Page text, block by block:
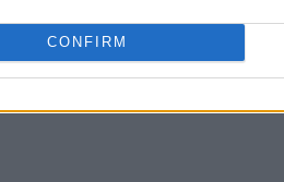
CONFIRM